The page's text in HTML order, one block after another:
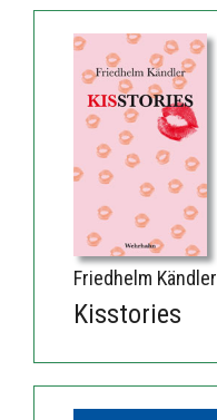
Friedhelm Kändler
Kisstories